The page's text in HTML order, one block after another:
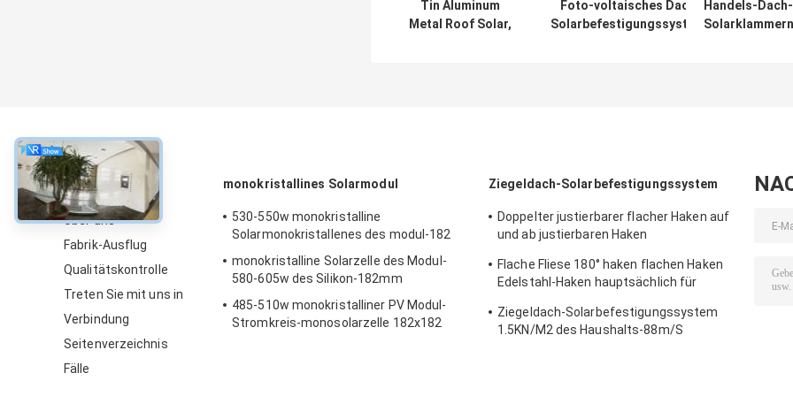
Tin Aluminum
Metal Roof Solar,
Foto-voltaisches Dach-
Solarbefestigungssystem-
Handels-Dach-
Solarklammern
über
Über uns
Fabrik-Ausflug
Qualitätskontrolle
Treten Sie mit uns in
Verbindung
Seitenverzeichnis
Fälle
monokristallines Solarmodul
530-550w monokristalline
Solarmonokristallenes des modul-182
monokristalline Solarzelle des Modul-
580-605w des Silikon-182mm
485-510w monokristalliner PV Modul-
Stromkreis-monosolarzelle 182x182
Ziegeldach-Solarbefestigungssystem
Doppelter justierbarer flacher Haken auf
und ab justierbaren Haken
Flache Fliese 180° haken flachen Haken
Edelstahl-Haken hauptsächlich für
Ziegeldach-Solarbefestigungssystem
1.5KN/M2 des Haushalts-88m/S